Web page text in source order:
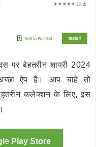
पर बेहतरीन शायरी 2024
ऐप है। आप चाहे तो
कलेक्शन के लिए, इस
Play Store